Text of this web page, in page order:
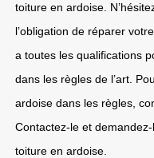
toiture en ardoise.
l’obligation de réparer
a toutes les qualifications
dans les règles de l’art.
ardoise dans les règles,
Contactez-le et
toiture en ardoise.